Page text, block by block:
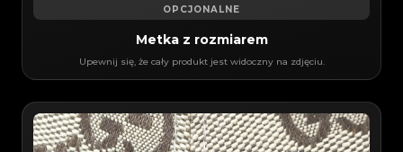
OPCJONALNE
Metka z rozmiarem
Upewnij się, że cały produkt jest widoczny na zdjęciu.